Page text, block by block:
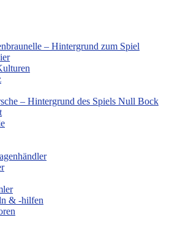
– Hintergrund zum Spiel
– Hintergrund des Spiels Null Bock
& -hilfen